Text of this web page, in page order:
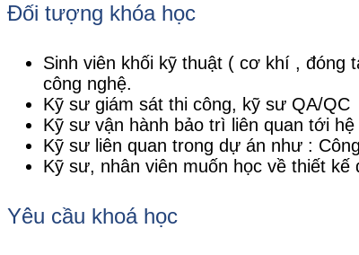
Đối tượng khóa học
Sinh viên khối kỹ thuật ( cơ khí , đóng
công nghệ.
Kỹ sư giám sát thi công, kỹ sư QA/QC
Kỹ sư vận hành bảo trì liên quan tới
Kỹ sư liên quan trong dự án như :
Kỹ sư, nhân viên muốn học về thiết
Yêu cầu khoá học